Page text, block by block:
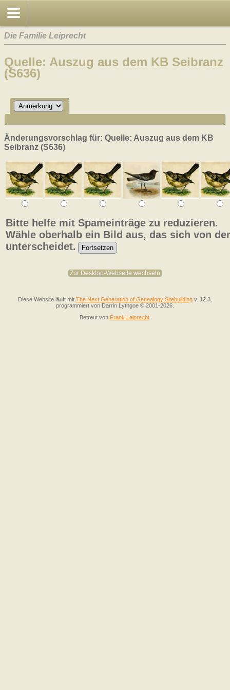
Die Familie Leiprecht
Quelle: Auszug aus dem KB Seibranz
(S636)
Änderungsvorschlag für: Quelle: Auszug aus dem KB
Seibranz (S636)
Bitte helfe mit Spameinträge zu reduzieren.
Wähle oberhalb ein Bild aus, das sich von
unterscheidet.
Zur Desktop-Webseite wechseln
Diese Website läuft mit The Next Generation of Genealogy Sitebuilding v. 12.3,
programmiert von Darrin Lythgoe © 2001-2026.
Betreut von Frank Leiprecht.